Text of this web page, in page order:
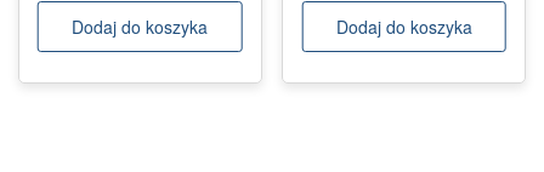
Dodaj do koszyka Dodaj do koszyka